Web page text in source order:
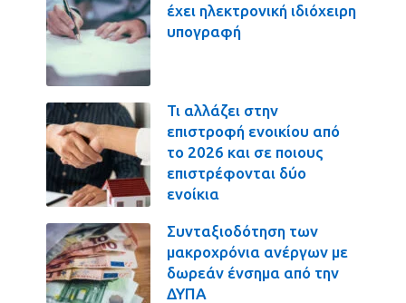
έχει ηλεκτρονική ιδιόχειρη
υπογραφή
Τι αλλάζει στην
επιστροφή ενοικίου από
το 2026 και σε ποιους
επιστρέφονται δύο
ενοίκια
Συνταξιοδότηση των
μακροχρόνια ανέργων με
δωρεάν ένσημα από την
ΔΥΠΑ